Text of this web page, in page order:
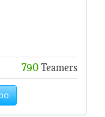
790Teamers